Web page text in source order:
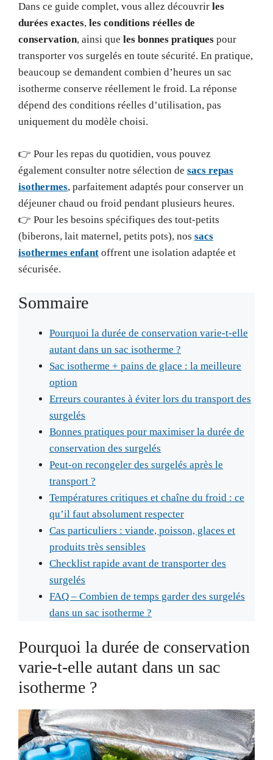
Dans ce guide complet, vous allez découvrir les
durées exactes, les conditions réelles de
conservation, ainsi que les bonnes pratiques pour
transporter vos surgelés en toute sécurité. En pratique,
beaucoup se demandent combien d’heures un sac
isotherme conserve réellement le froid. La réponse
dépend des conditions réelles d’utilisation, pas
uniquement du modèle choisi.
👉 Pour les repas du quotidien, vous pouvez
également consulter notre sélection de sacs repas
isothermes, parfaitement adaptés pour conserver un
déjeuner chaud ou froid pendant plusieurs heures.
👉 Pour les besoins spécifiques des tout-petits
(biberons, lait maternel, petits pots), nos sacs
isothermes enfant offrent une isolation adaptée et
sécurisée.
Sommaire
Pourquoi la durée de conservation varie-t-elle
autant dans un sac isotherme ?
Sac isotherme + pains de glace : la meilleure
option
Erreurs courantes à éviter lors du transport des
surgelés
Bonnes pratiques pour maximiser la durée de
conservation des surgelés
Peut-on recongeler des surgelés après le
transport ?
Températures critiques et chaîne du froid : ce
qu’il faut absolument respecter
Cas particuliers : viande, poisson, glaces et
produits très sensibles
Checklist rapide avant de transporter des
surgelés
FAQ – Combien de temps garder des surgelés
dans un sac isotherme ?
Pourquoi la durée de conservation
varie-t-elle autant dans un sac
isotherme ?